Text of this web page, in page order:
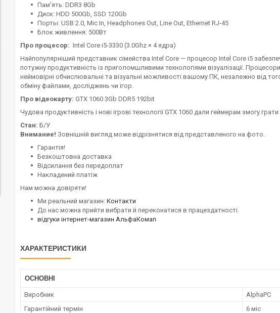
Пам'ять: DDR3 8Gb
Диск: HDD 500Gb, SSD 120Gb
Порты: USB 2.0, Mic In, Headphones Out, Line Out, Ethernet RJ-45
Блок живлення: 500Вт
Про процесор: Intel Core i5-3330 (3.0Ghz × 4 ядра)
Найпопулярніший представник сімейства Intel Core — процесор Intel Core i5
потужну продуктивність із приголомшливими технологіями візуалізації.
неймовірні обчислювальні та візуальні можливості вашому ПК, незалежно від
обміну файлами, досліджень чи ігор.
Про відеокарту: GTX 1060 3Gb DDR5 192bit
Чудова продуктивність і нові ігрові технології GTX 1060 дали геймерам змогу
Стан: Б/У
Внимание! Зовнішній вигляд може відрізнятися від представленого на фото.
Гарантія!
Безкоштовна доставка
Відсилання без передоплат
Накладений платіж
Нам можна довіряти!
Ми реальний магазин: Контакти
До нас можна прийти вибрати й переконатися в працездатності.
відгуки інтернет-магазин АльфаКомап
ХАРАКТЕРИСТИКИ
ОСНОВНІ
Виробник
AlphaPC
Гарантійний термін
6 міс